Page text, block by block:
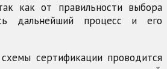
как от правильности выбора
дальнейший процесс и его
сертификации проводится